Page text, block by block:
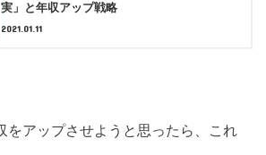
実」と年収アップ戦略
2021.01.11
をアップさせようと思ったら、これ